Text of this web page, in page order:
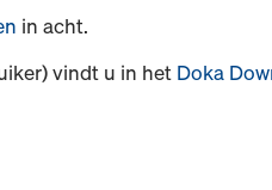
in acht.
vindt u in het Doka